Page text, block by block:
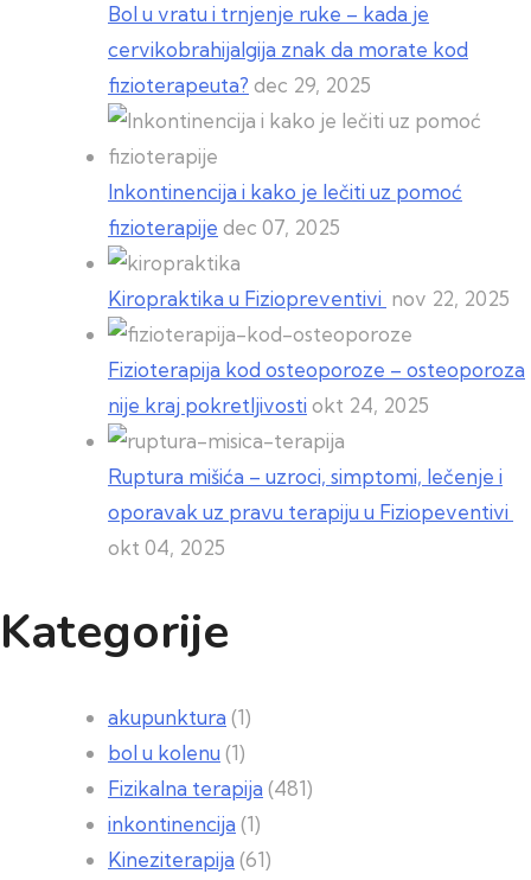
Bol u vratu i trnjenje ruke – kada je
cervikobrahijalgija znak da morate kod
fizioterapeuta? dec 29, 2025
Inkontinencija i kako je lečiti uz pomoć
fizioterapije dec 07, 2025
Kiropraktika u Fiziopreventivi nov 22, 2025
Fizioterapija kod osteoporoze – osteoporoza
nije kraj pokretljivosti okt 24, 2025
Ruptura mišića – uzroci, simptomi, lečenje i
oporavak uz pravu terapiju u Fiziopeventivi
okt 04, 2025
Kategorije
akupunktura (1)
bol u kolenu (1)
Fizikalna terapija (481)
inkontinencija (1)
Kineziterapija (61)